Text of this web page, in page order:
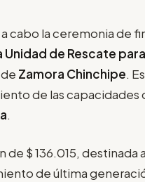
cabo la ceremonia de
de Rescate
Zamora Chinchipe.
de las capacidades
.
$ 136.015, destinada
de última